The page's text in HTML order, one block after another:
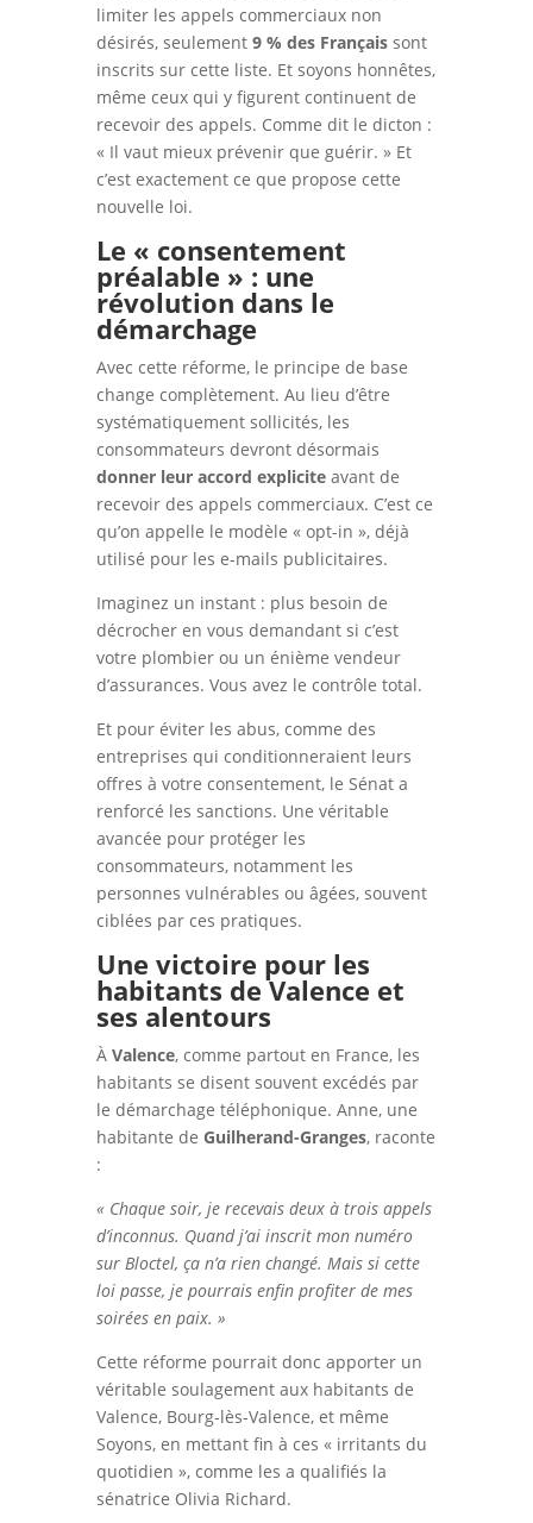
limiter les appels commerciaux non
désirés, seulement 9 % des Françaissont
inscrits sur cette liste. Et soyons honnêtes,
même ceux qui y figurent continuent de
recevoir des appels. Comme dit le dicton :
« Il vaut mieux prévenir que guérir. » Et
c’est exactement ce que propose cette
nouvelle loi.
Le « consentement
préalable » : une
révolution dans le
démarchage
Avec cette réforme, le principe de base
change complètement. Au lieu d’être
systématiquement sollicités, les
consommateurs devront désormais
donner leur accord expliciteavant de
recevoir des appels commerciaux. C’est ce
qu’on appelle le modèle « opt-in », déjà
utilisé pour les e-mails publicitaires.
Imaginez un instant : plus besoin de
décrocher en vous demandant si c’est
votre plombier ou un énième vendeur
d’assurances. Vous avez le contrôle total.
Et pour éviter les abus, comme des
entreprises qui conditionneraient leurs
offres à votre consentement, le Sénat a
renforcé les sanctions. Une véritable
avancée pour protéger les
consommateurs, notamment les
personnes vulnérables ou âgées, souvent
ciblées par ces pratiques.
Une victoire pour les
habitants de Valence et
ses alentours
À Valence, comme partout en France, les
habitants se disent souvent excédés par
le démarchage téléphonique. Anne, une
habitante de Guilherand-Granges, raconte
:
« Chaque soir, je recevais deux à trois appels
d’inconnus. Quand j’ai inscrit mon numéro
sur Bloctel, ça n’a rien changé. Mais si cette
loi passe, je pourrais enfin profiter de mes
soirées en paix. »
Cette réforme pourrait donc apporter un
véritable soulagement aux habitants de
Valence, Bourg-lès-Valence, et même
Soyons, en mettant fin à ces « irritants du
quotidien », comme les a qualifiés la
sénatrice Olivia Richard.